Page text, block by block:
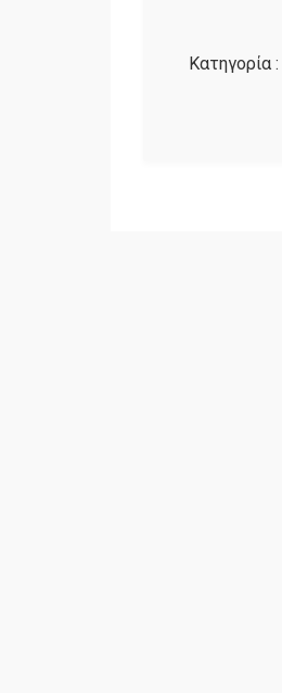
Κατηγορία :